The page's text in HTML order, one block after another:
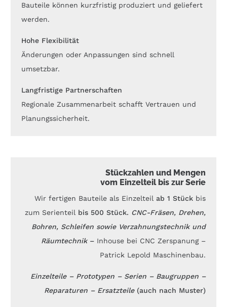
Bauteile können kurzfristig produziert und geliefert
werden.
Hohe Flexibilität
Änderungen oder Anpassungen sind schnell
umsetzbar.
Langfristige Partnerschaften
Regionale Zusammenarbeit schafft Vertrauen und
Planungssicherheit.
Stückzahlen und Mengen
vom Einzelteil bis zur Serie
Wir fertigen Bauteile als Einzelteil ab 1 Stück bis
zum Serienteil bis 500 Stück. CNC-Fräsen, Drehen,
Bohren, Schleifen sowie Verzahnungstechnik und
Räumtechnik – Inhouse bei CNC Zerspanung –
Patrick Lepold Maschinenbau.
Einzelteile – Prototypen – Serien – Baugruppen –
Reparaturen – Ersatzteile (auch nach Muster)